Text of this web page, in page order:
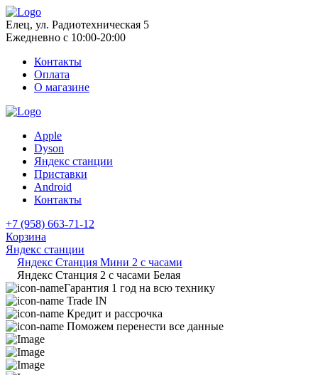
Елец, ул. Радиотехническая 5
Ежедневно с 10:00-20:00
Контакты
Оплата
О магазине
Apple
Dyson
Яндекс станции
Приставки
Android
Контакты
+7 (958) 663-71-12
Корзина
Яндекс станции
Яндекс Станция Мини 2 с часами
Яндекс Станция 2 с часами Белая
Гарантия 1 год на всю технику
Trade IN
Кредит и рассрочка
Поможем перенести все данные